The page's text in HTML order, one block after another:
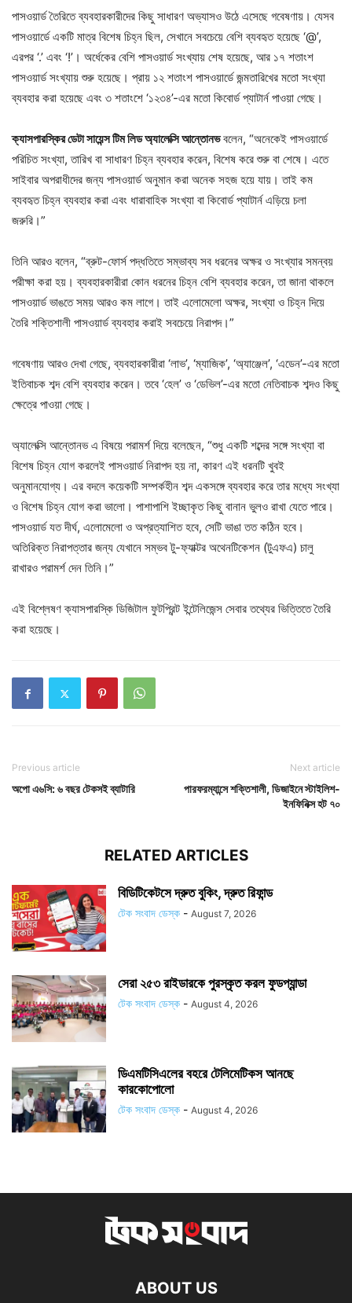
পাসওয়ার্ড তৈরিতে ব্যবহারকারীদের কিছু সাধারণ অভ্যাসও উঠে এসেছে গবেষণায়। যেসব
পাসওয়ার্ডে একটি মাত্র বিশেষ চিহ্ন ছিল, সেখানে সবচেয়ে বেশি ব্যবহৃত হয়েছে ‘@’,
এরপর ‘.’ এবং ‘!’। অর্ধেকের বেশি পাসওয়ার্ড সংখ্যায় শেষ হয়েছে, আর ১৭ শতাংশ
পাসওয়ার্ড সংখ্যায় শুরু হয়েছে। প্রায় ১২ শতাংশ পাসওয়ার্ডে জন্মতারিখের মতো সংখ্যা
ব্যবহার করা হয়েছে এবং ৩ শতাংশে ‘১২৩৪’-এর মতো কিবোর্ড প্যাটার্ন পাওয়া গেছে।
ক্যাসপারস্কির ডেটা সায়েন্স টিম লিড অ্যালেক্সি আন্তোনভবলেন, “অনেকেই পাসওয়ার্ডে
পরিচিত সংখ্যা, তারিখ বা সাধারণ চিহ্ন ব্যবহার করেন, বিশেষ করে শুরু বা শেষে। এতে
সাইবার অপরাধীদের জন্য পাসওয়ার্ড অনুমান করা অনেক সহজ হয়ে যায়। তাই কম
ব্যবহৃত চিহ্ন ব্যবহার করা এবং ধারাবাহিক সংখ্যা বা কিবোর্ড প্যাটার্ন এড়িয়ে চলা
জরুরি।”
তিনি আরও বলেন, “ব্রুট-ফোর্স পদ্ধতিতে সম্ভাব্য সব ধরনের অক্ষর ও সংখ্যার সমন্বয়
পরীক্ষা করা হয়। ব্যবহারকারীরা কোন ধরনের চিহ্ন বেশি ব্যবহার করেন, তা জানা থাকলে
পাসওয়ার্ড ভাঙতে সময় আরও কম লাগে। তাই এলোমেলো অক্ষর, সংখ্যা ও চিহ্ন দিয়ে
তৈরি শক্তিশালী পাসওয়ার্ড ব্যবহার করাই সবচেয়ে নিরাপদ।”
গবেষণায় আরও দেখা গেছে, ব্যবহারকারীরা ‘লাভ’, ‘ম্যাজিক’, ‘অ্যাঞ্জেল’, ‘এডেন’-এর মতো
ইতিবাচক শব্দ বেশি ব্যবহার করেন। তবে ‘হেল’ ও ‘ডেভিল’-এর মতো নেতিবাচক শব্দও কিছু
ক্ষেত্রে পাওয়া গেছে।
অ্যালেক্সি আন্তোনভ এ বিষয়ে পরামর্শ দিয়ে বলেছেন, “শুধু একটি শব্দের সঙ্গে সংখ্যা বা
বিশেষ চিহ্ন যোগ করলেই পাসওয়ার্ড নিরাপদ হয় না, কারণ এই ধরনটি খুবই
অনুমানযোগ্য। এর বদলে কয়েকটি সম্পর্কহীন শব্দ একসঙ্গে ব্যবহার করে তার মধ্যে সংখ্যা
ও বিশেষ চিহ্ন যোগ করা ভালো। পাশাপাশি ইচ্ছাকৃত কিছু বানান ভুলও রাখা যেতে পারে।
পাসওয়ার্ড যত দীর্ঘ, এলোমেলো ও অপ্রত্যাশিত হবে, সেটি ভাঙা তত কঠিন হবে।
অতিরিক্ত নিরাপত্তার জন্য যেখানে সম্ভব টু-ফ্যাক্টর অথেনটিকেশন (টুএফএ) চালু
রাখারও পরামর্শ দেন তিনি।”
এই বিশ্লেষণ ক্যাসপারস্কি ডিজিটাল ফুটপ্রিন্ট ইন্টেলিজেন্স সেবার তথ্যের ভিত্তিতে তৈরি
করা হয়েছে।
Previous article
অপো এ৬সি: ৬ বছর টেকসই ব্যাটারি
Next article
পারফরম্যান্সে শক্তিশালী, ডিজাইনে স্টাইলিশ-
ইনফিনিক্স হট ৭০
RELATED ARTICLES
বিডিটিকেটসে দ্রুত বুকিং, দ্রুত রিফান্ড
টেক সংবাদ ডেস্ক - August 7, 2026
সেরা ২৫৩ রাইডারকে পুরস্কৃত করল ফুডপ্যান্ডা
টেক সংবাদ ডেস্ক - August 4, 2026
ডিএমটিসিএলের বহরে টেলিমেটিকস আনছে
কারকোপোলো
টেক সংবাদ ডেস্ক - August 4, 2026
ABOUT US